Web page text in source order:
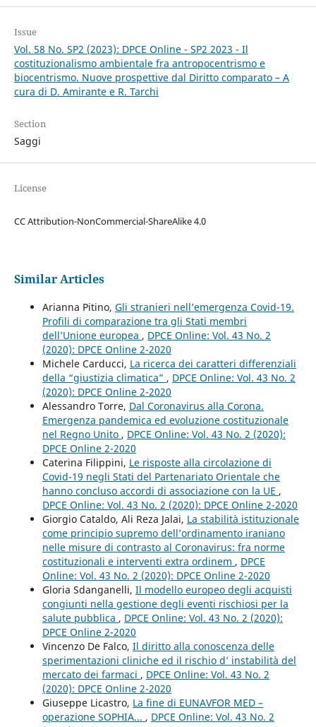
Issue
Vol. 58 No. SP2 (2023): DPCE Online - SP2 2023 - Il
costituzionalismo ambientale fra antropocentrismo e
biocentrismo. Nuove prospettive dal Diritto comparato – A
cura di D. Amirante e R. Tarchi
Section
Saggi
License
CC Attribution-NonCommercial-ShareAlike 4.0
Similar Articles
Arianna Pitino, Gli stranieri nell’emergenza Covid-19.
Profili di comparazione tra gli Stati membri
dell’Unione europea , DPCE Online: Vol. 43 No. 2
(2020): DPCE Online 2-2020
Michele Carducci, La ricerca dei caratteri differenziali
della “giustizia climatica” , DPCE Online: Vol. 43 No. 2
(2020): DPCE Online 2-2020
Alessandro Torre, Dal Coronavirus alla Corona.
Emergenza pandemica ed evoluzione costituzionale
nel Regno Unito , DPCE Online: Vol. 43 No. 2 (2020):
DPCE Online 2-2020
Caterina Filippini, Le risposte alla circolazione di
Covid-19 negli Stati del Partenariato Orientale che
hanno concluso accordi di associazione con la UE ,
DPCE Online: Vol. 43 No. 2 (2020): DPCE Online 2-2020
Giorgio Cataldo, Ali Reza Jalai, La stabilità istituzionale
come principio supremo dell’ordinamento iraniano
nelle misure di contrasto al Coronavirus: fra norme
costituzionali e interventi extra ordinem , DPCE
Online: Vol. 43 No. 2 (2020): DPCE Online 2-2020
Gloria Sdanganelli, Il modello europeo degli acquisti
congiunti nella gestione degli eventi rischiosi per la
salute pubblica , DPCE Online: Vol. 43 No. 2 (2020):
DPCE Online 2-2020
Vincenzo De Falco, Il diritto alla conoscenza delle
sperimentazioni cliniche ed il rischio d’ instabilità del
mercato dei farmaci , DPCE Online: Vol. 43 No. 2
(2020): DPCE Online 2-2020
Giuseppe Licastro, La fine di EUNAVFOR MED –
operazione SOPHIA... , DPCE Online: Vol. 43 No. 2